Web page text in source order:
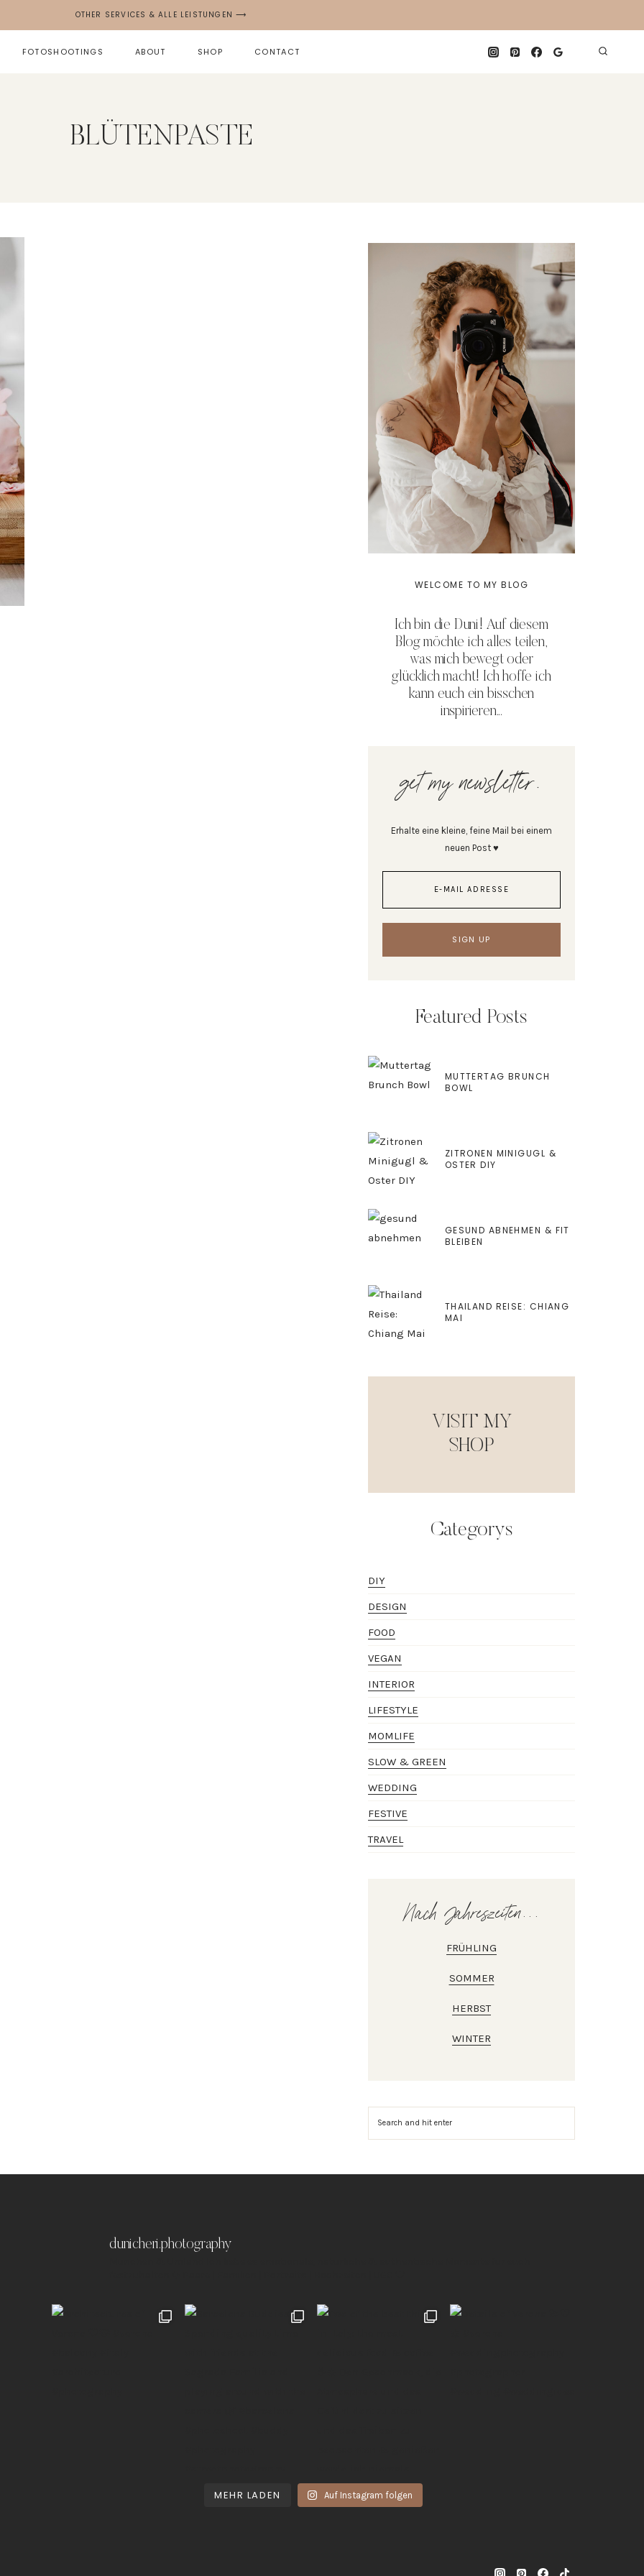
OTHER SERVICES & ALLE LEISTUNGEN ⟶
FOTOSHOOTINGS ABOUT SHOP CONTACT
BLÜTENPASTE
WELCOME TO MY BLOG
Ich bin die Duni! Auf diesem
Blog möchte ich alles teilen,
was mich bewegt oder
glücklich macht! Ich hoffe ich
kann euch ein bisschen
inspirieren...
get my newsletter.
Erhalte eine kleine, feine Mail bei einem
neuen Post ♥
Featured Posts
MUTTERTAG BRUNCH
BOWL
ZITRONEN MINIGUGL &
OSTER DIY
GESUND ABNEHMEN & FIT
BLEIBEN
THAILAND REISE: CHIANG
MAI
VISIT MY
SHOP
Categorys
DIY
DESIGN
FOOD
VEGAN
INTERIOR
LIFESTYLE
MOMLIFE
SLOW & GREEN
WEDDING
FESTIVE
TRAVEL
Nach Jahreszeiten...
FRÜHLING
SOMMER
HERBST
WINTER
dunicheri.photography
MEHR LADEN Auf Instagram folgen